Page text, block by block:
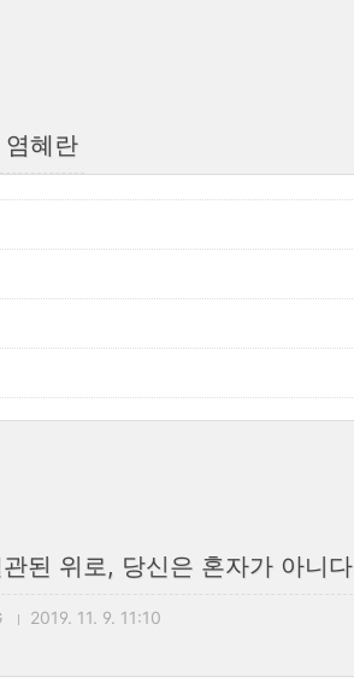
염혜란
된 위로, 당신은 혼자가 아니다
2019. 11. 9. 11:10